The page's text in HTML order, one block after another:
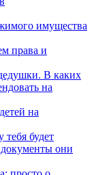
имущества
права и
В каких
на
на
будет
документы они